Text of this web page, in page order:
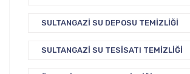
SULTANGAZI SU DEPOSU TEMIZLIĞI
SULTANGAZI SU TESISATI TEMIZLIĞI